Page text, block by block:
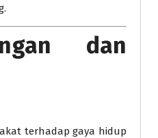
dan
terhadap gaya hidup